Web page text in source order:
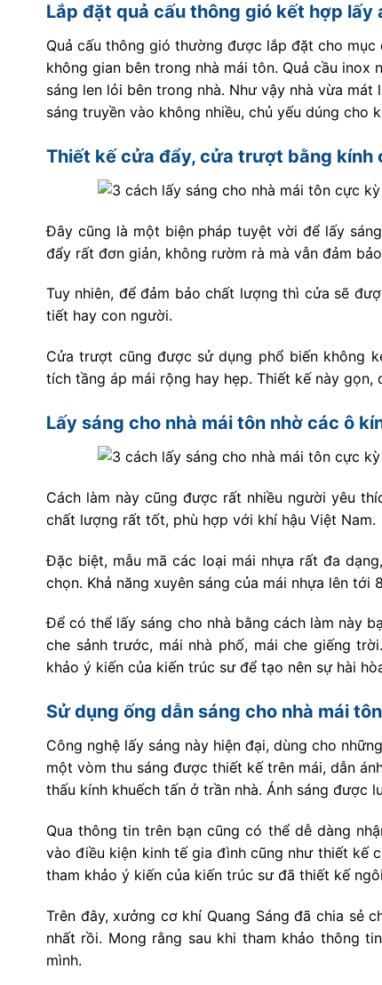
Lắp đặt quả cấu thông gió kết hợp lấy
Quả cấu thông gió thường được lắp đặt cho
không gian bên trong nhà mái tôn. Quả cầu
sáng len lỏi bên trong nhà. Như vậy nhà vừa
sáng truyền vào không nhiều, chủ yếu dúng cho
Thiết kế cửa đẩy, cửa trượt bằng kính
Đây cũng là một biện pháp tuyệt vời để lấy
đẩy rất đơn giản, không rườm rà mà vẫn đảm
Tuy nhiên, để đảm bảo chất lượng thì cửa sẽ
tiết hay con người.
Cửa trượt cũng được sử dụng phổ biến không
tích tầng áp mái rộng hay hẹp. Thiết kế này gọn,
Lấy sáng cho nhà mái tôn nhờ các ô
Cách làm này cũng được rất nhiều người yêu
chất lượng rất tốt, phù hợp với khí hậu Việt Nam.
Đặc biệt, mẫu mã các loại mái nhựa rất đa
chọn. Khả năng xuyên sáng của mái nhựa lên tới
Để có thể lấy sáng cho nhà bằng cách làm này
che sảnh trước, mái nhà phố, mái che giếng
khảo ý kiến của kiến trúc sư để tạo nên sự hài
Sử dụng ống dẫn sáng cho nhà mái tôn
Công nghệ lấy sáng này hiện đại, dùng cho
một vòm thu sáng được thiết kế trên mái, dẫn
thấu kính khuếch tấn ở trần nhà. Ánh sáng được
Qua thông tin trên bạn cũng có thể dễ dàng
vào điều kiện kinh tế gia đình cũng như thiết kế
tham khảo ý kiến của kiến trúc sư đã thiết kế
Trên đây, xưởng cơ khí Quang Sáng đã chia sẻ
nhất rồi. Mong rằng sau khi tham khảo thông
mình.